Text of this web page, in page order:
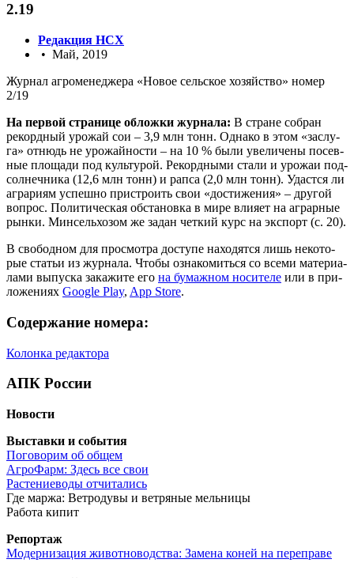
2.19
Редакция НСХ
• Май, 2019
Жур­нал агро­ме­не­дже­ра «Новое сель­ское хозяй­ство» номер
2/19
На пер­вой стра­ни­це облож­ки жур­на­ла: В стране собран
рекорд­ный уро­жай сои – 3,9 млн тонн. Одна­ко в этом «заслу­
га» отнюдь не уро­жай­но­сти – на 10 % были уве­ли­че­ны посев­
ные пло­ща­ди под куль­ту­рой. Рекорд­ны­ми ста­ли и уро­жаи под­
сол­неч­ни­ка (12,6 млн тонн) и рап­са (2,0 млн тонн). Удаст­ся ли
агра­ри­ям успеш­но при­стро­ить свои «дости­же­ния» – дру­гой
вопрос. Поли­ти­че­ская обста­нов­ка в мире вли­я­ет на аграр­ные
рын­ки. Мин­сель­хоз­ом же задан чет­кий курс на экс­порт (с. 20).
В сво­бод­ном для про­смот­ра досту­пе нахо­дят­ся лишь неко­то­
рые ста­тьи из жур­на­ла. Что­бы озна­ко­мить­ся со все­ми мате­ри­а­
ла­ми выпус­ка зака­жи­те его на бумаж­ном носи­те­ле или в при­
ло­же­ни­ях Google Play, App Store.
Содержание номера:
Колон­ка редактора
АПК России
Ново­сти
Выстав­ки и события
Пого­во­рим об общем
Агро­Фарм: Здесь все свои
Рас­те­ние­во­ды отчитались
Где мар­жа: Вет­ро­ду­вы и вет­ря­ные мельницы
Рабо­та кипит
Репор­таж
Модер­ни­за­ция живот­но­вод­ства: Заме­на коней на переправе